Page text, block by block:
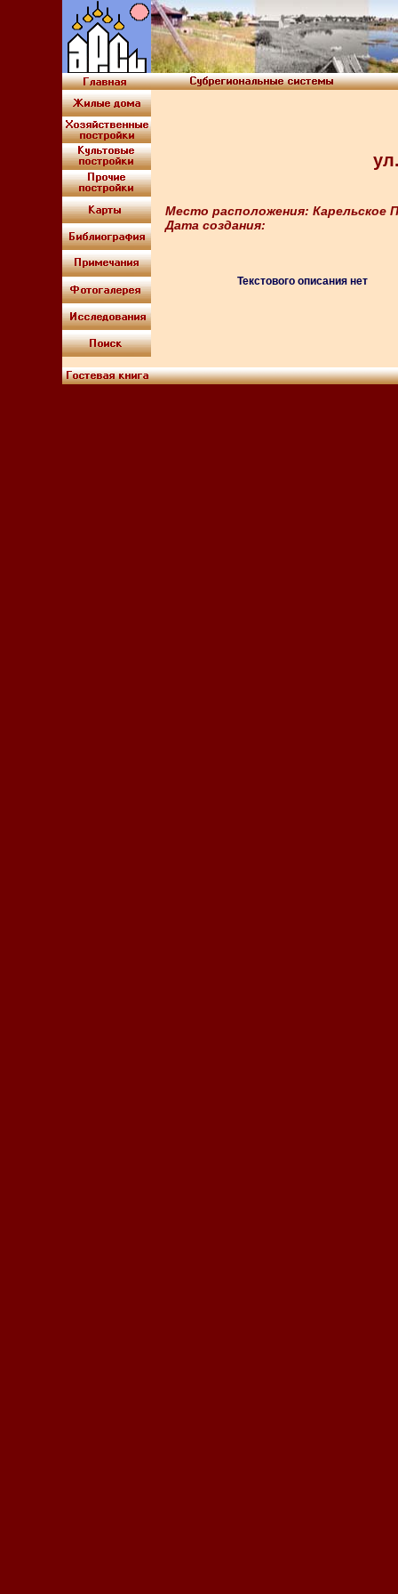
Место расположения: Карельское
Дата создания:
Текстового описания нет